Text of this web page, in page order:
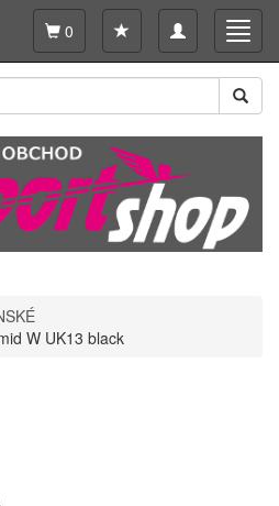
Toggle
navigation
0
W UK13 black